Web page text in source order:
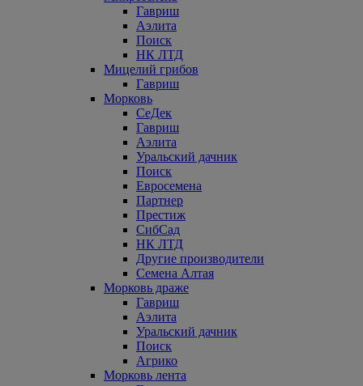
Гавриш
Аэлита
Поиск
НК ЛТД
Мицелий грибов
Гавриш
Морковь
СеДек
Гавриш
Аэлита
Уральский дачник
Поиск
Евросемена
Партнер
Престиж
СибСад
НК ЛТД
Другие производители
Семена Алтая
Морковь драже
Гавриш
Аэлита
Уральский дачник
Поиск
Агрико
Морковь лента